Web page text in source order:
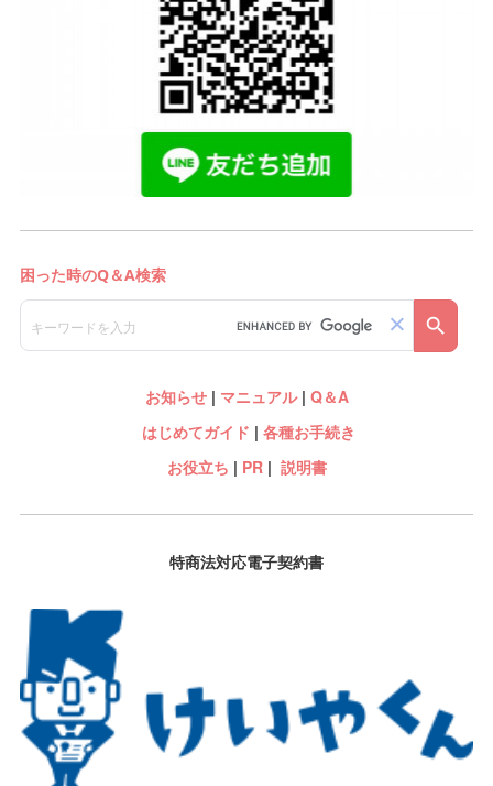
お知らせ| マニュアル| Q＆A
はじめてガイド | 各種お手続き
お役立ち | PR| 説明書
特商法対応電子契約書